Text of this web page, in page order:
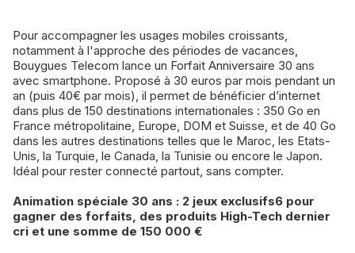
Pour accompagner les usages mobiles croissants,
notamment à l'approche des périodes de vacances,
Bouygues Telecom lance un Forfait Anniversaire 30 ans
avec smartphone. Proposé à 30 euros par mois pendant un
an (puis 40€ par mois), il permet de bénéficier d’internet
dans plus de 150 destinations internationales : 350 Go en
France métropolitaine, Europe, DOM et Suisse, et de 40 Go
dans les autres destinations telles que le Maroc, les Etats-
Unis, la Turquie, le Canada, la Tunisie ou encore le Japon.
Idéal pour rester connecté partout, sans compter.
Animation spéciale 30 ans : 2 jeux exclusifs6 pour
gagner des forfaits, des produits High-Tech dernier
cri et une somme de 150 000 €